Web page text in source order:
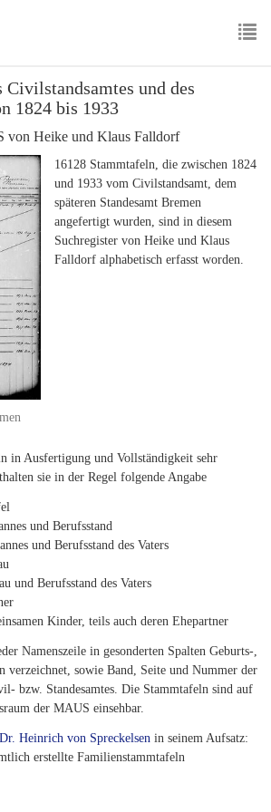
Civilstandsamtes und des
1824 bis 1933
von Heike und Klaus Falldorf
16128 Stammtafeln, die zwischen 1824
und 1933 vom Civilstandsamt, dem
späteren Standesamt Bremen
angefertigt wurden, sind in diesem
Suchregister von Heike und Klaus
Falldorf alphabetisch erfasst worden.
in Ausfertigung und Vollständigkeit sehr
sie in der Regel folgende Angabe
und Berufsstand
und Berufsstand des Vaters
und Berufsstand des Vaters
Kinder, teils auch deren Ehepartner
Namenszeile in gesonderten Spalten Geburts-,
verzeichnet, sowie Band, Seite und Nummer der
bzw. Standesamtes. Die Stammtafeln sind auf
der MAUS einsehbar.
Dr. Heinrich von Spreckelsen in seinem Aufsatz:
erstellte Familienstammtafeln